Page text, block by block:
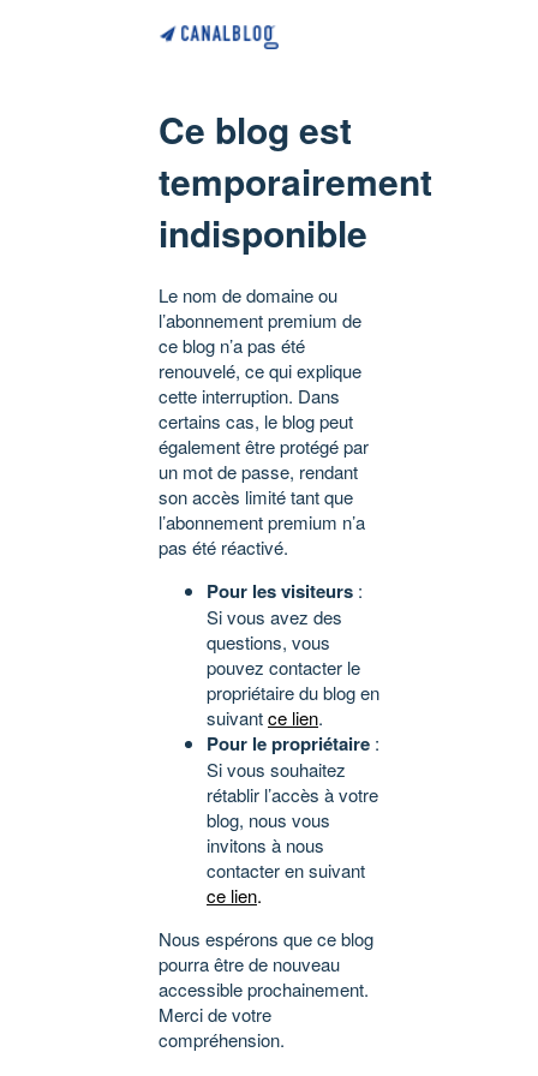
Ce blog est
temporairement
indisponible
Le nom de domaine ou
l’abonnement premium de
ce blog n’a pas été
renouvelé, ce qui explique
cette interruption. Dans
certains cas, le blog peut
également être protégé par
un mot de passe, rendant
son accès limité tant que
l’abonnement premium n’a
pas été réactivé.
Pour les visiteurs :
Si vous avez des
questions, vous
pouvez contacter le
propriétaire du blog en
suivantce lien.
Pour le propriétaire :
Si vous souhaitez
rétablir l’accès à votre
blog, nous vous
invitons à nous
contacter en suivant
ce lien.
Nous espérons que ce blog
pourra être de nouveau
accessible prochainement.
Merci de votre
compréhension.